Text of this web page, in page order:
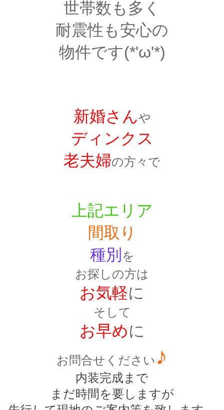
世帯数も多く
耐震性も安心の
物件です(*'ω'*)
新婚さんや
ディンクス
老夫婦の方々で
上記エリア
間取り
種別 を
お探しの方は
お気軽に
そして
お早めに
お問合せください ♪
内装完成まで
まだ時間を要しますが